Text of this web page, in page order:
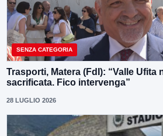
SENZA CATEGORIA
Trasporti, Matera (FdI): “Valle Ufita
sacrificata. Fico intervenga”
28 LUGLIO 2026